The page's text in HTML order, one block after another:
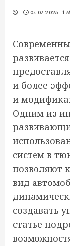
04.07.2025 1
и более
и
Одним из
систем в
позволяют
вид
создавать
статье